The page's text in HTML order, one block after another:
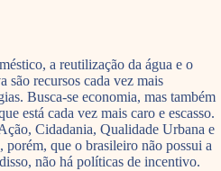
a reutilização da água e o
são recursos cada vez mais
Busca-se economia, mas também
está cada vez mais caro e escasso.
Cidadania, Qualidade Urbana e
que o brasileiro não possui a
não há políticas de incentivo.